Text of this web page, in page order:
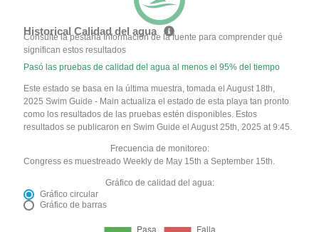
Historical Calidad del agua
Consulte la pestaña Información de la fuente para comprender qué
significan estos resultados
Pasó las pruebas de calidad del agua al menos el 95% del tiempo
Este estado se basa en la última muestra, tomada el August 18th,
2025 Swim Guide - Main actualiza el estado de esta playa tan pronto
como los resultados de las pruebas estén disponibles. Estos
resultados se publicaron en Swim Guide el August 25th, 2025 at 9:45.
Frecuencia de monitoreo:
Congress es muestreado Weekly de May 15th a September 15th.
Gráfico de calidad del agua:
Gráfico circular
Gráfico de barras